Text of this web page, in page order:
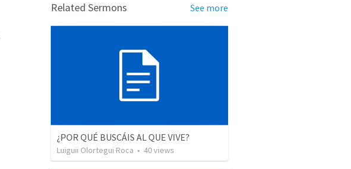
Related Sermons See more
¿POR QUÉ BUSCÁIS AL QUE VIVE?
Luiguii Olortegui Roca • 40views